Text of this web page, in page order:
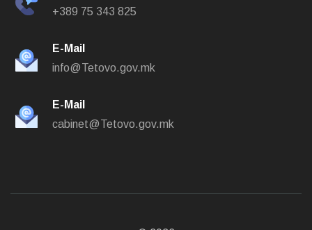
+389 75 343 825
E-Mail
info@Tetovo.gov.mk
E-Mail
cabinet@Tetovo.gov.mk